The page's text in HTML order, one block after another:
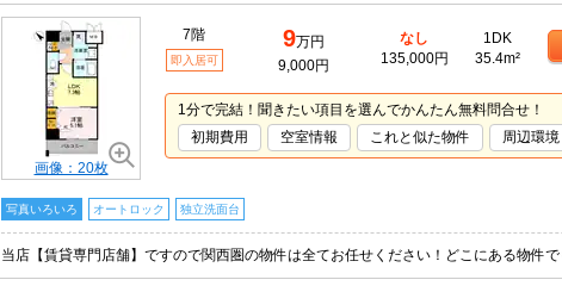
画像：20枚
7階
即入居可
9万円
9,000円
なし
135,000円
1DK
35.4m²
1分で完結！聞きたい項目を選んでかんたん無料問合せ！
初期費用
空室情報 これと似た物件 周辺環境
写真いろいろ オートロック 独立洗面台